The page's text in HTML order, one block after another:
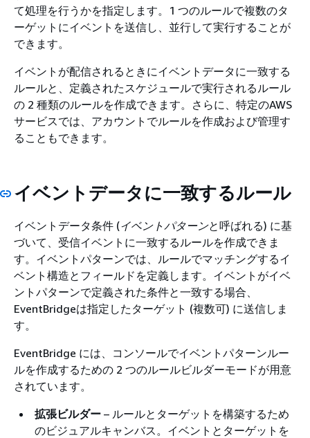
て処理を行うかを指定します。1 つのルールで複数のタ
ーゲットにイベントを送信し、並行して実行することが
できます。
イベントが配信されるときにイベントデータに一致する
ルールと、定義されたスケジュールで実行されるルール
の 2 種類のルールを作成できます。さらに、特定のAWS
サービスでは、アカウントでルールを作成および管理す
ることもできます。
イベントデータに一致するルール
イベントデータ条件 (イベントパターンと呼ばれる) に基
づいて、受信イベントに一致するルールを作成できま
す。イベントパターンでは、ルールでマッチングするイ
ベント構造とフィールドを定義します。イベントがイベ
ントパターンで定義された条件と一致する場合、
EventBridgeは指定したターゲット (複数可) に送信しま
す。
EventBridge には、コンソールでイベントパターンルー
ルを作成するための 2 つのルールビルダーモードが用意
されています。
拡張ビルダー – ルールとターゲットを構築するため
のビジュアルキャンバス。イベントとターゲットを